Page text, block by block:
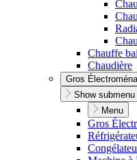
Chauffe
Chaudière
Gros
Show
Menu
Gros